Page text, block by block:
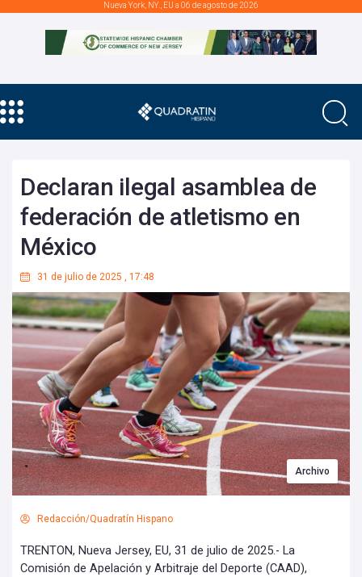
Nueva York, NY., EU a 06 de agosto de 2026
Declaran ilegal asamblea de
federación de atletismo en
México
31 de julio de 2025 , 17:48
Archivo
Redacción/Quadratín Hispano
TRENTON, Nueva Jersey, EU, 31 de julio de 2025.- La
Comisión de Apelación y Arbitraje del Deporte (CAAD),